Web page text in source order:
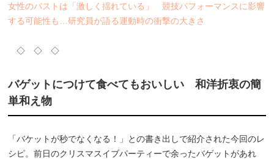
女性のバストは「激しく揺れている」 競技パフォーマンスに影響
する可能性も…研究員が語る運動時の衝撃の大きさ
◇ ◇ ◇
バゲットにつけて食べてもおいしい 和洋折衷の簡
単和え物
「バケットが秒でなくなる！」との書き出しで紹介された今回のレ
シピ。前日のクリスマスイブパーティーで余ったバゲットがあれ